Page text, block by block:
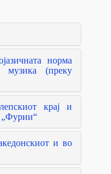
норма
музика (преку
крај и
„Фурии“
и во